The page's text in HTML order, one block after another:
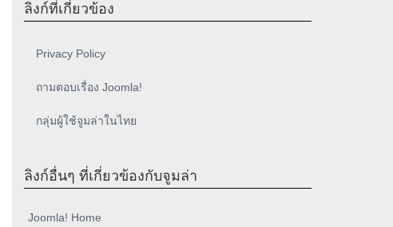
ลิงก์ที่เกี่ยวข้อง
Privacy Policy
ถามตอบเรื่อง Joomla!
กลุ่มผู้ใช้จูมล่าในไทย
ลิงก์อื่นๆ ที่เกี่ยวข้องกับจูมล่า
Joomla! Home